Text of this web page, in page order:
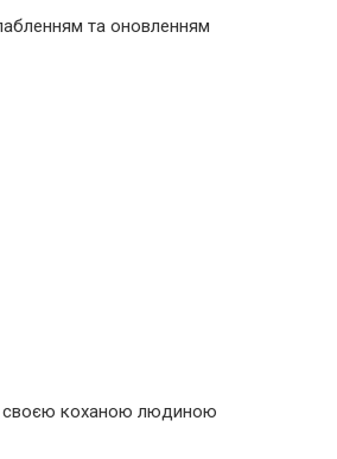
та оновленням
своєю коханою людиною